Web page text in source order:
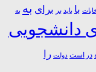
با باید بر برای به به
دانشجویی
در ﺍﺳﺖ دولت را